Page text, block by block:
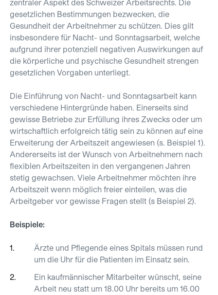
zentraler Aspekt des Schweizer Arbeitsrechts. Die
gesetzlichen Bestimmungen bezwecken, die
Gesundheit der Arbeitnehmer zu schützen. Dies gilt
insbesondere für Nacht- und Sonntagsarbeit, welche
aufgrund ihrer potenziell negativen Auswirkungen auf
die körperliche und psychische Gesundheit strengen
gesetzlichen Vorgaben unterliegt.
Die Einführung von Nacht- und Sonntagsarbeit kann
verschiedene Hintergründe haben. Einerseits sind
gewisse Betriebe zur Erfüllung ihres Zwecks oder um
wirtschaftlich erfolgreich tätig sein zu können auf eine
Erweiterung der Arbeitszeit angewiesen (s. Beispiel 1).
Andererseits ist der Wunsch von Arbeitnehmern nach
flexiblen Arbeitszeiten in den vergangenen Jahren
stetig gewachsen. Viele Arbeitnehmer möchten ihre
Arbeitszeit wenn möglich freier einteilen, was die
Arbeitgeber vor gewisse Fragen stellt (s Beispiel 2).
Beispiele:
Ärzte und Pflegende eines Spitals müssen rund
um die Uhr für die Patienten im Einsatz sein.
Ein kaufmännischer Mitarbeiter wünscht, seine
Arbeit neu statt um 18.00 Uhr bereits um 16.00